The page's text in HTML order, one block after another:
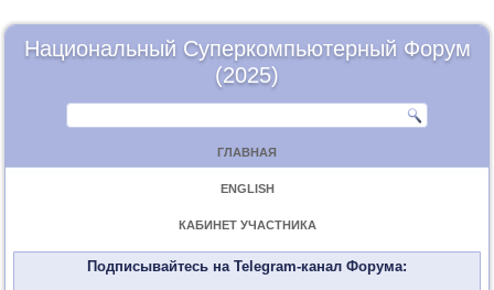
Национальный Суперкомпьютерный Форум
(2025)
ГЛАВНАЯ
ENGLISH
КАБИНЕТ УЧАСТНИКА
Подписывайтесь на Telegram-канал Форума: